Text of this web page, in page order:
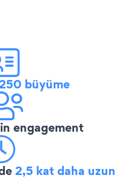
büyüme
in engagement
2,5 kat daha uzun